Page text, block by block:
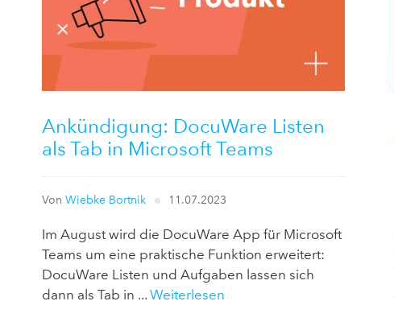
Ankündigung: DocuWare Listen
als Tab in Microsoft Teams
Von Wiebke Bortnik 11.07.2023
Im August wird die DocuWare App für Microsoft
Teams um eine praktische Funktion erweitert:
DocuWare Listen und Aufgaben lassen sich
dann als Tab in ... Weiterlesen